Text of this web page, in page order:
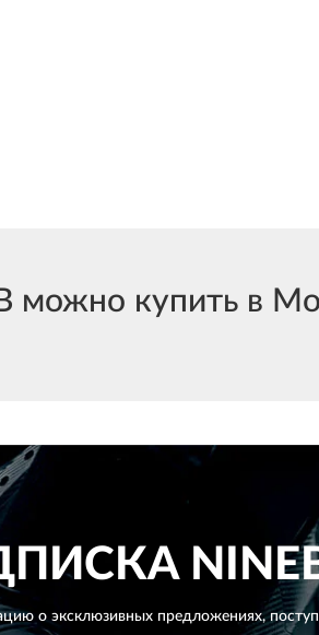
купить в
о эксклюзивных предложениях,